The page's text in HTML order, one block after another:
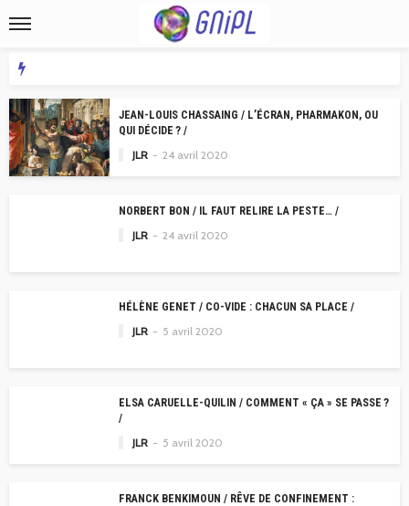
JEAN-LOUIS CHASSAING / L’ÉCRAN, PHARMAKON, OU
QUI DÉCIDE ? /
JLR 24 avril 2020
NORBERT BON / IL FAUT RELIRE LA PESTE… /
JLR 24 avril 2020
HÉLÈNE GENET / CO-VIDE : CHACUN SA PLACE /
JLR 5 avril 2020
ELSA CARUELLE-QUILIN / COMMENT « ÇA » SE PASSE ?
/
JLR 5 avril 2020
FRANCK BENKIMOUN / RÊVE DE CONFINEMENT :